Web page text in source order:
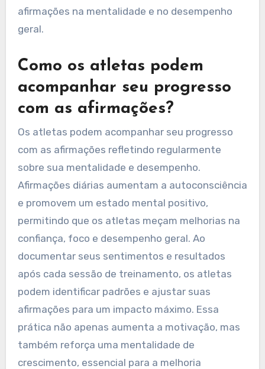
afirmações na mentalidade e no desempenho
geral.
Como os atletas podem
acompanhar seu progresso
com as afirmações?
Os atletas podem acompanhar seu progresso
com as afirmações refletindo regularmente
sobre sua mentalidade e desempenho.
Afirmações diárias aumentam a autoconsciência
e promovem um estado mental positivo,
permitindo que os atletas meçam melhorias na
confiança, foco e desempenho geral. Ao
documentar seus sentimentos e resultados
após cada sessão de treinamento, os atletas
podem identificar padrões e ajustar suas
afirmações para um impacto máximo. Essa
prática não apenas aumenta a motivação, mas
também reforça uma mentalidade de
crescimento, essencial para a melhoria